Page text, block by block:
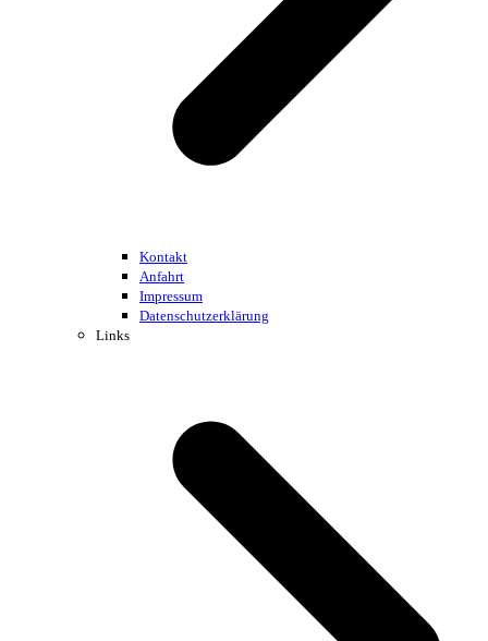
Kontakt
Anfahrt
Impressum
Datenschutzerklärung
Links